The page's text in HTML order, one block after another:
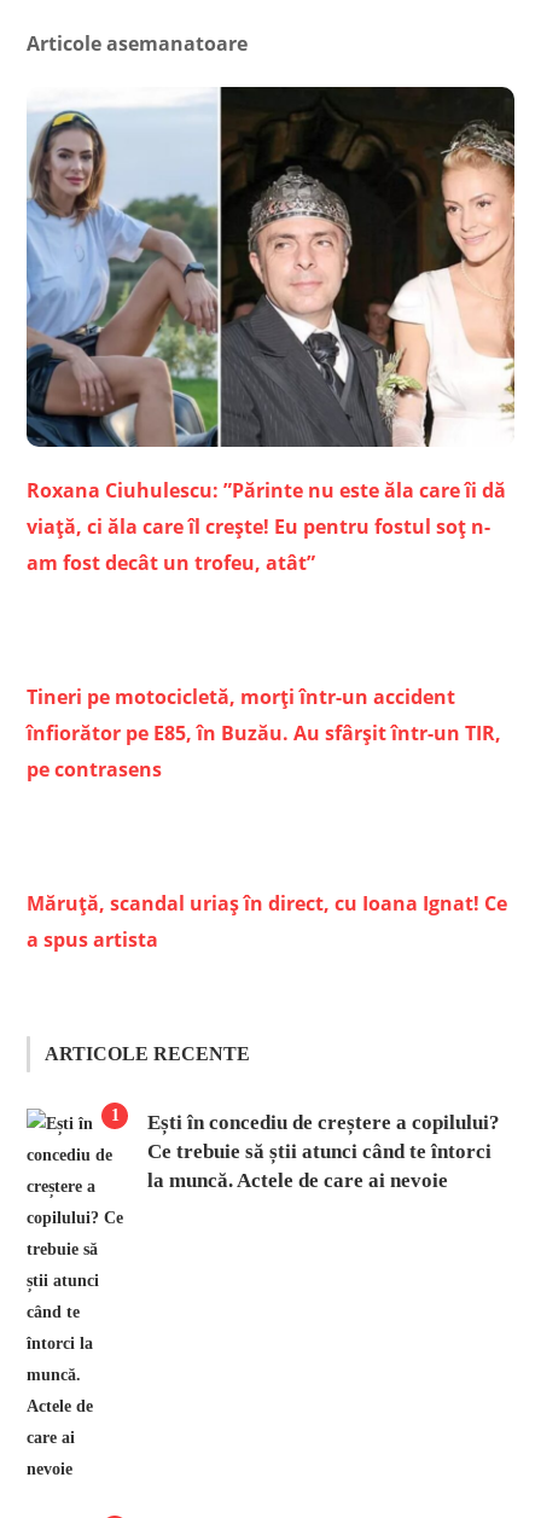
Articole asemanatoare
Roxana Ciuhulescu: ”Părinte nu este ăla care îi dă
viață, ci ăla care îl crește! Eu pentru fostul soț n-
am fost decât un trofeu, atât”
Tineri pe motocicletă, morți într-un accident
înfiorător pe E85, în Buzău. Au sfârșit într-un TIR,
pe contrasens
Măruţă, scandal uriaş în direct, cu Ioana Ignat! Ce
a spus artista
ARTICOLE RECENTE
1
Ești în concediu de creștere a copilului?
Ce trebuie să știi atunci când te întorci
la muncă. Actele de care ai nevoie